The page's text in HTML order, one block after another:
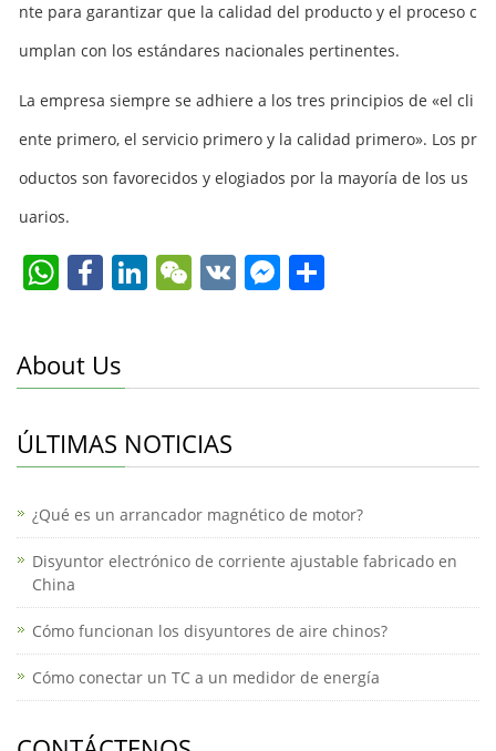
nte para garantizar que la calidad del producto y el proceso c
umplan con los estándares nacionales pertinentes.
La empresa siempre se adhiere a los tres principios de «el cli
ente primero, el servicio primero y la calidad primero». Los pr
oductos son favorecidos y elogiados por la mayoría de los us
uarios.
W
s
p
F
e
o
k
Li
e
n
W
h
V F
e
k
M
ss
e
n
p
About Us
ÚLTIMAS NOTICIAS
¿Qué es un arrancador magnético de motor?
Disyuntor electrónico de corriente ajustable fabricado en
China
Cómo funcionan los disyuntores de aire chinos?
Cómo conectar un TC a un medidor de energía